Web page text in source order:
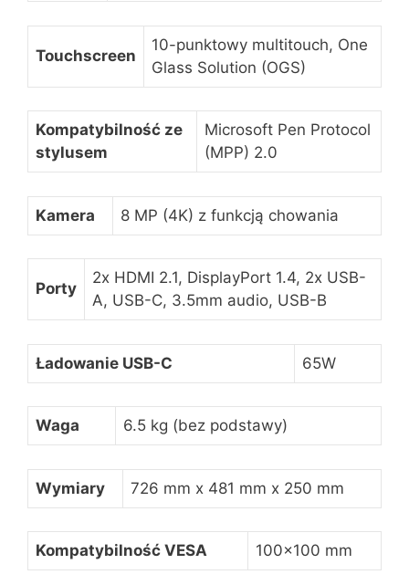
Touchscreen
10-punktowy multitouch, One
Glass Solution (OGS)
Kompatybilność ze
stylusem
Microsoft Pen Protocol
(MPP) 2.0
Kamera 8 MP (4K) z funkcją chowania
Porty
2x HDMI 2.1, DisplayPort 1.4, 2x USB-
A, USB-C, 3.5mm audio, USB-B
Ładowanie USB-C 65W
Waga 6.5 kg (bez podstawy)
Wymiary 726 mm x 481 mm x 250 mm
Kompatybilność VESA 100×100 mm